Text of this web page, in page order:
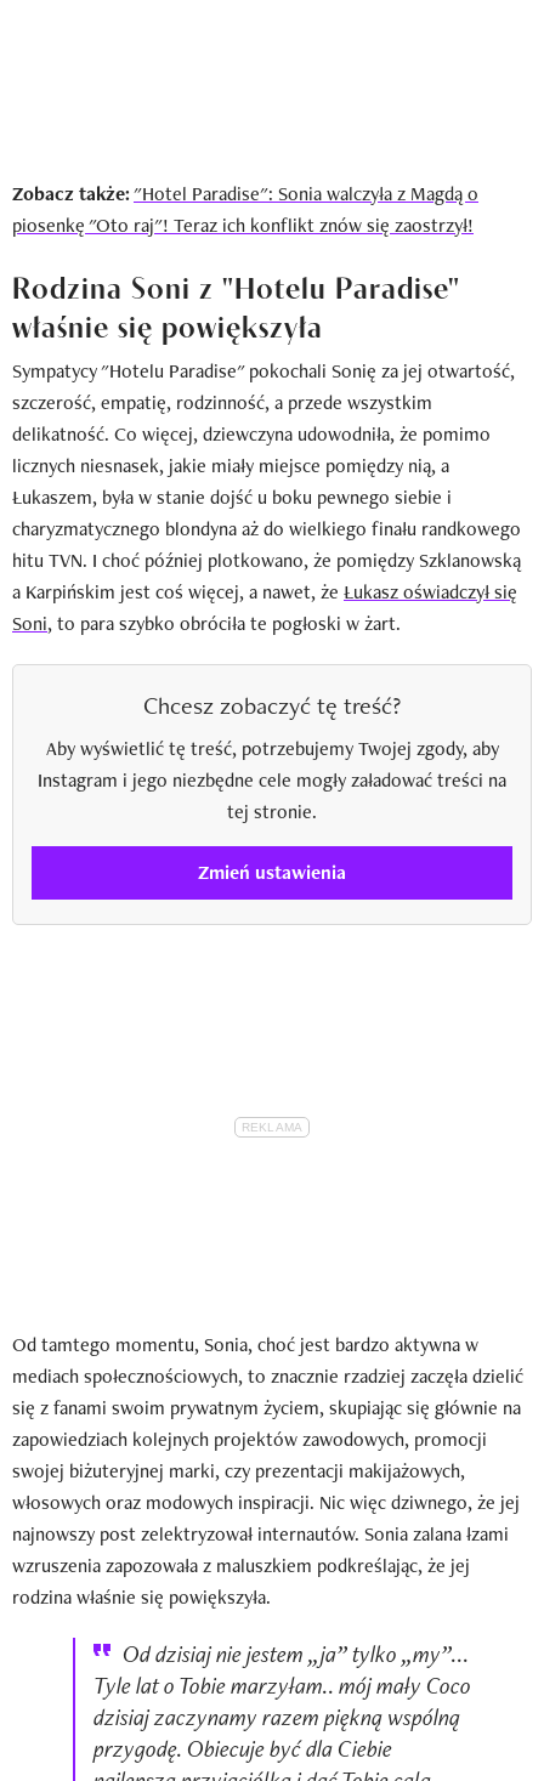
Zobacz także:"Hotel Paradise": Sonia walczyła z Magdą o
piosenkę "Oto raj"! Teraz ich konflikt znów się zaostrzył!
Rodzina Soni z "Hotelu Paradise"
właśnie się powiększyła
Sympatycy "Hotelu Paradise" pokochali Sonię za jej otwartość,
szczerość, empatię, rodzinność, a przede wszystkim
delikatność. Co więcej, dziewczyna udowodniła, że pomimo
licznych niesnasek, jakie miały miejsce pomiędzy nią, a
Łukaszem, była w stanie dojść u boku pewnego siebie i
charyzmatycznego blondyna aż do wielkiego finału randkowego
hitu TVN. I choć później plotkowano, że pomiędzy Szklanowską
a Karpińskim jest coś więcej, a nawet, że Łukasz oświadczył się
Soni, to para szybko obróciła te pogłoski w żart.
Chcesz zobaczyć tę treść?
Aby wyświetlić tę treść, potrzebujemy Twojej zgody, aby
Instagram i jego niezbędne cele mogły załadować treści na
tej stronie.
Zmień ustawienia
Od tamtego momentu, Sonia, choć jest bardzo aktywna w
mediach społecznościowych, to znacznie rzadziej zaczęła dzielić
się z fanami swoim prywatnym życiem, skupiając się głównie na
zapowiedziach kolejnych projektów zawodowych, promocji
swojej biżuteryjnej marki, czy prezentacji makijażowych,
włosowych oraz modowych inspiracji. Nic więc dziwnego, że jej
najnowszy post zelektryzował internautów. Sonia zalana łzami
wzruszenia zapozowała z maluszkiem podkreślając, że jej
rodzina właśnie się powiększyła.
Od dzisiaj nie jestem „ja” tylko „my”...
Tyle lat o Tobie marzyłam.. mój mały Coco
dzisiaj zaczynamy razem piękną wspólną
przygodę. Obiecuje być dla Ciebie